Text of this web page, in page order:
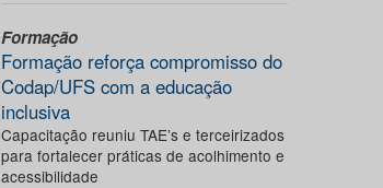
Formação
Formação reforça compromisso do
Codap/UFS com a educação
inclusiva
Capacitação reuniu TAE’s e terceirizados
para fortalecer práticas de acolhimento e
acessibilidade